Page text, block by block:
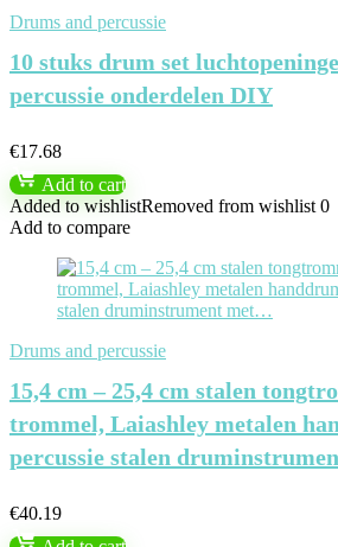
Drums and percussie
10 stuks drum set
percussie onderdelen DIY
€17.68
Add to cart
Added to wishlistRemoved from wishlist 0
Add to compare
Drums and percussie
15,4 cm – 25,4 cm stalen
trommel, Laiashley metalen
percussie stalen
€40.19